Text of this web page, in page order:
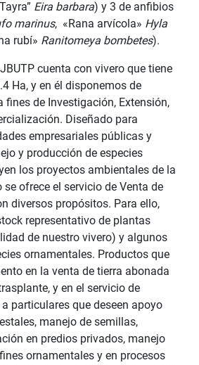
Eira barbara) y 3 de anfibios
marinus, «Rana arvícola» Hyla
rubí» Ranitomeya bombetes).
cuenta con vivero que tiene
Ha, y en él disponemos de
fines de Investigación, Extensión,
Diseñado para
empresariales públicas y
y producción de especies
los proyectos ambientales de la
se ofrece el servicio de Venta de
diversos propósitos. Para ello,
representativo de plantas
de nuestro vivero) y algunos
ornamentales. Productos que
en la venta de tierra abonada
y en el servicio de
particulares que deseen apoyo
manejo de semillas,
en predios privados, manejo
ornamentales y en procesos